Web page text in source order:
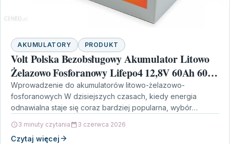
AKUMULATORY PRODUKT
Volt Polska Bezobsługowy Akumulator Litowo
Żelazowo Fosforanowy Lifepo4 12,8V 60Ah 60A
+ Bms 6Akli06012
Wprowadzenie do akumulatorów litowo-żelazowo-
fosforanowych W dzisiejszych czasach, kiedy energia
odnawialna staje się coraz bardziej popularna, wybór
użytkowników.…
3 minuty czytania 3 czerwca 2026
Czytaj więcej